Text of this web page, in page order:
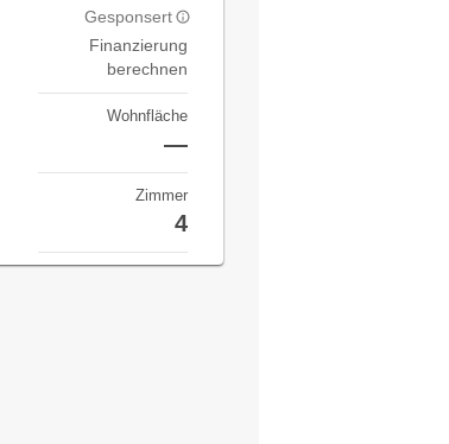
Gesponsert
Finanzierung
berechnen
Wohnfläche
—
Zimmer
4